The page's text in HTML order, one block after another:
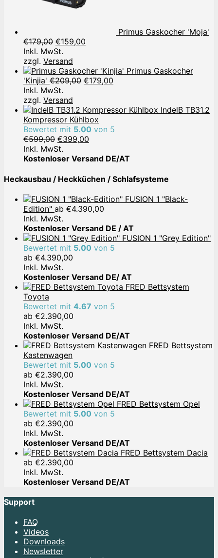
Primus Gaskocher 'Moja'
€179,00 Ursprünglicher
Preis
war:
€179,00
€159,00
€159,00.
Inkl. MwSt.
zzgl. Versand
Primus Gaskocher
'Kinjia' €209,00 Ursprünglicher
€209,00
€179,00
€179,00.
Inkl. MwSt.
zzgl. Versand
IndelB TB31.2
Kompressor Kühlbox
Bewertet mit 5.00 von 5
€599,00 Ursprünglicher
Preis
war:
€399,00
ist:
Inkl. MwSt.
Kostenloser Versand DE/AT
Heckausbau / Heckküchen / Schlafsysteme
FUSION 1 "Black-
Edition" ab €4.390,00
Inkl. MwSt.
Kostenloser Versand DE / AT
FUSION 1 "Grey Edition"
Bewertet mit 5.00 von 5
ab €4.390,00
Inkl. MwSt.
Kostenloser Versand DE/ AT
FRED Bettsystem
Toyota
Bewertet mit 4.67 von 5
ab €2.390,00
Inkl. MwSt.
Kostenloser Versand DE/AT
FRED Bettsystem
Kastenwagen
Bewertet mit 5.00 von 5
ab €2.390,00
Inkl. MwSt.
Kostenloser Versand DE/AT
FRED Bettsystem Opel
Bewertet mit 5.00 von 5
ab €2.390,00
Inkl. MwSt.
Kostenloser Versand DE/AT
FRED Bettsystem Dacia
ab €2.390,00
Inkl. MwSt.
Kostenloser Versand DE/AT
Support
FAQ
Videos
Downloads
Newsletter